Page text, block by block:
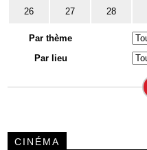
26 27 28
Par thème
Par lieu
CINÉMA